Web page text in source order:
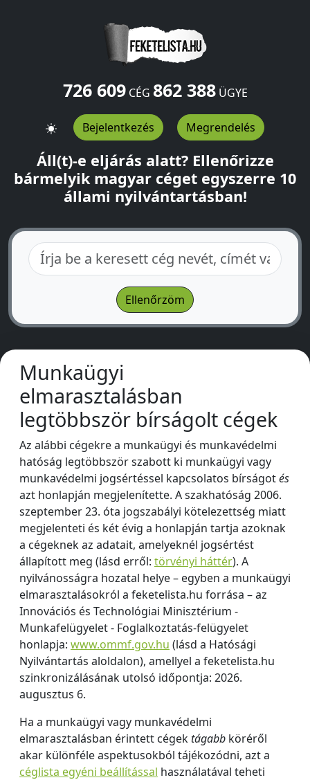
726 609CÉG 862 388ÜGYE
Bejelentkezés Megrendelés
Áll(t)-e eljárás alatt? Ellenőrizze
bármelyik magyar céget egyszerre 10
állami nyilvántartásban!
Munkaügyi
elmarasztalásban
legtöbbször bírságolt cégek
Az alábbi cégekre a munkaügyi és munkavédelmi
hatóság legtöbbször szabott ki munkaügyi vagy
munkavédelmi jogsértéssel kapcsolatos bírságotés
azt honlapján megjelenítette. A szakhatóság 2006.
szeptember 23. óta jogszabályi kötelezettség miatt
megjelenteti és két évig a honlapján tartja azoknak
a cégeknek az adatait, amelyeknél jogsértést
állapított meg (lásd erről: törvényi háttér). A
nyilvánosságra hozatal helye – egyben a munkaügyi
elmarasztalásokról a feketelista.hu forrása – az
Innovációs és Technológiai Minisztérium -
Munkafelügyelet - Foglalkoztatás-felügyelet
honlapja: www.ommf.gov.hu (lásd a Hatósági
Nyilvántartás aloldalon), amellyel a feketelista.hu
szinkronizálásának utolsó időpontja: 2026.
augusztus 6.
Ha a munkaügyi vagy munkavédelmi
elmarasztalásban érintett cégektágabb köréről
akar különféle aspektusokból tájékozódni, azt a
céglista egyéni beállítással használatával teheti